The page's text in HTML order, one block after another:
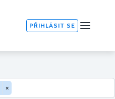
PŘIHLÁSIT SE
×